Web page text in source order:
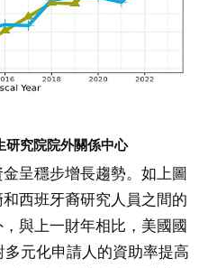
研究院院外關係中心
呈穩步增長趨勢。如上圖
西班牙裔研究人員之間的
與上一財年相比，美國國
元化申請人的資助率提高